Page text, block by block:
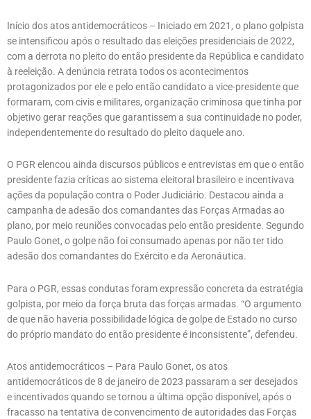
Início dos atos antidemocráticos – Iniciado em 2021, o plano golpista
se intensificou após o resultado das eleições presidenciais de 2022,
com a derrota no pleito do então presidente da República e candidato
à reeleição. A denúncia retrata todos os acontecimentos
protagonizados por ele e pelo então candidato a vice-presidente que
formaram, com civis e militares, organização criminosa que tinha por
objetivo gerar reações que garantissem a sua continuidade no poder,
independentemente do resultado do pleito daquele ano.
O PGR elencou ainda discursos públicos e entrevistas em que o então
presidente fazia críticas ao sistema eleitoral brasileiro e incentivava
ações da população contra o Poder Judiciário. Destacou ainda a
campanha de adesão dos comandantes das Forças Armadas ao
plano, por meio reuniões convocadas pelo então presidente. Segundo
Paulo Gonet, o golpe não foi consumado apenas por não ter tido
adesão dos comandantes do Exército e da Aeronáutica.
Para o PGR, essas condutas foram expressão concreta da estratégia
golpista, por meio da força bruta das forças armadas. “O argumento
de que não haveria possibilidade lógica de golpe de Estado no curso
do próprio mandato do então presidente é inconsistente”, defendeu.
Atos antidemocráticos – Para Paulo Gonet, os atos
antidemocráticos de 8 de janeiro de 2023 passaram a ser desejados
e incentivados quando se tornou a última opção disponível, após o
fracasso na tentativa de convencimento de autoridades das Forças